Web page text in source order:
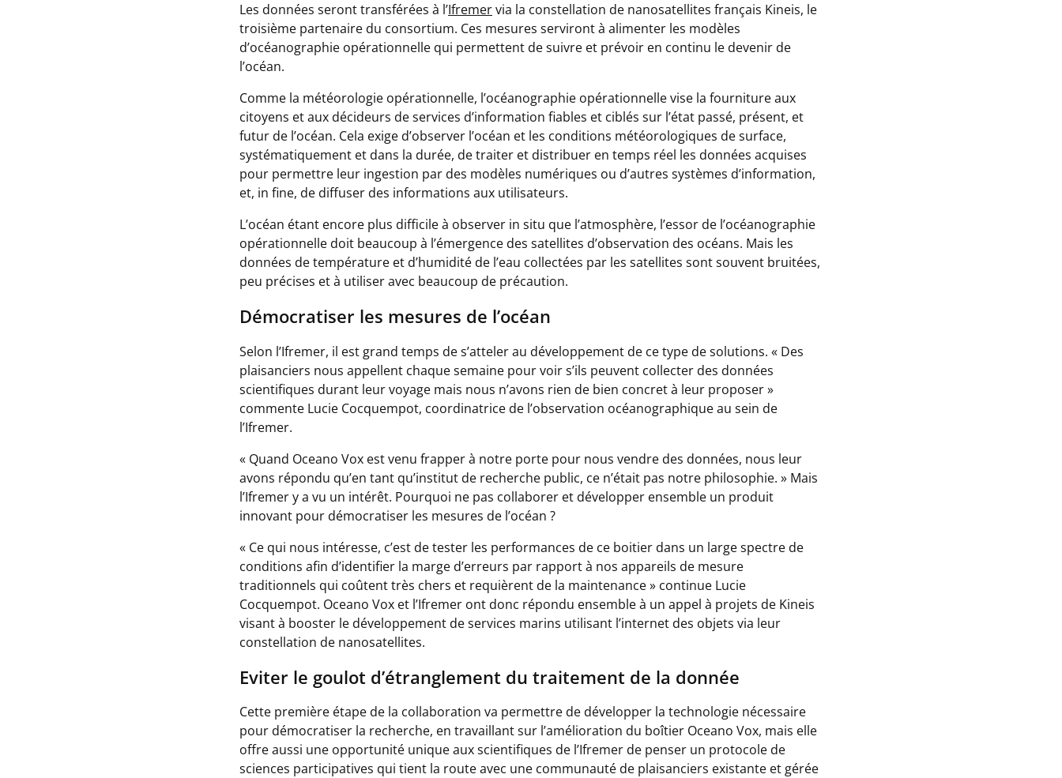
Les données seront transférées à l’Ifremervia la constellation de nanosatellites français Kineis, le
troisième partenaire du consortium. Ces mesures serviront à alimenter les modèles
d’océanographie opérationnelle qui permettent de suivre et prévoir en continu le devenir de
l’océan.
Comme la météorologie opérationnelle, l’océanographie opérationnelle vise la fourniture aux
citoyens et aux décideurs de services d’information fiables et ciblés sur l’état passé, présent, et
futur de l’océan. Cela exige d’observer l’océan et les conditions météorologiques de surface,
systématiquement et dans la durée, de traiter et distribuer en temps réel les données acquises
pour permettre leur ingestion par des modèles numériques ou d’autres systèmes d’information,
et, in fine, de diffuser des informations aux utilisateurs.
L’océan étant encore plus difficile à observer in situ que l’atmosphère, l’essor de l’océanographie
opérationnelle doit beaucoup à l’émergence des satellites d’observation des océans. Mais les
données de température et d’humidité de l’eau collectées par les satellites sont souvent bruitées,
peu précises et à utiliser avec beaucoup de précaution.
Démocratiser les mesures de l’océan
Selon l’Ifremer, il est grand temps de s’atteler au développement de ce type de solutions. « Des
plaisanciers nous appellent chaque semaine pour voir s’ils peuvent collecter des données
scientifiques durant leur voyage mais nous n’avons rien de bien concret à leur proposer»
commente Lucie Cocquempot, coordinatrice de l’observation océanographique au sein de
l’Ifremer.
« Quand Oceano Vox est venu frapper à notre porte pour nous vendre des données, nous leur
avons répondu qu’en tant qu’institut de recherche public, ce n’était pas notre philosophie. » Mais
l’Ifremer y a vu un intérêt. Pourquoi ne pas collaborer et développer ensemble un produit
innovant pour démocratiser les mesures de l’océan ?
« Ce qui nous intéresse, c’est de tester les performances de ce boitier dans un large spectre de
conditions afin d’identifier la marge d’erreurs par rapport à nos appareils de mesure
traditionnels qui coûtent très chers et requièrent de la maintenance» continue Lucie
Cocquempot. Oceano Vox et l’Ifremer ont donc répondu ensemble à un appel à projets de Kineis
visant à booster le développement de services marins utilisant l’internet des objets via leur
constellation de nanosatellites.
Eviter le goulot d’étranglement du traitement de la donnée
Cette première étape de la collaboration va permettre de développer la technologie nécessaire
pour démocratiser la recherche, en travaillant sur l’amélioration du boîtier Oceano Vox, mais elle
offre aussi une opportunité unique aux scientifiques de l’Ifremer de penser un protocole de
sciences participatives qui tient la route avec une communauté de plaisanciers existante et gérée